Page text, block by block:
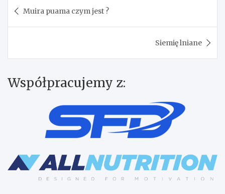
wpisu
Muira puama czym jest ?
Siemię lniane
Współpracujemy z: